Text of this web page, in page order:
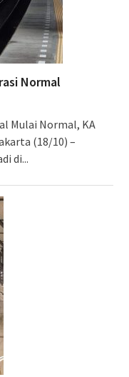
Normal
Mulai Normal, KA
(18/10) –
di...